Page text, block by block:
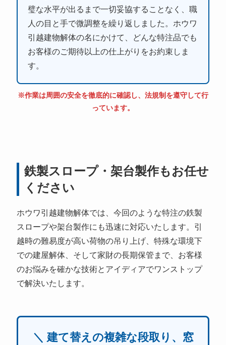
璧な水平が出るまで一切妥協することなく、職
人の目と手で微調整を繰り返しました。ホウワ
引越建物解体の名にかけて、どんな特注品でも
お客様のご期待以上の仕上がりをお約束しま
す。
※作業は周囲の安全を徹底的に確認し、法規制を遵守して行
っています。
鉄製スロープ・架台製作もお任せ
ください
ホウワ引越建物解体では、今回のような特注の鉄製
スロープや架台製作にも迅速に対応いたします。引
越時の難易度が高い荷物の吊り上げ、特殊な環境下
での建屋解体、そして家財の長期保管まで、お客様
のお悩みを確かな技術とアイディアでワンストップ
で解決いたします。
＼ 建て替えの複雑な段取り、窓